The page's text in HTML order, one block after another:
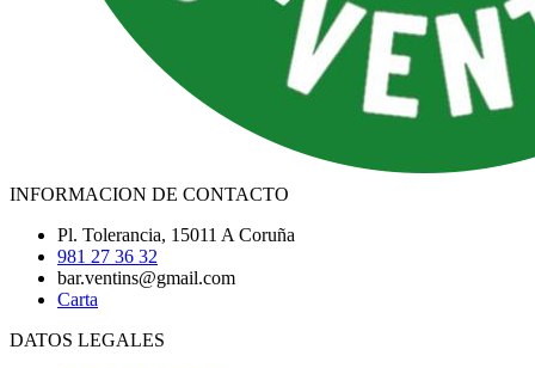
INFORMACION DE CONTACTO
Pl. Tolerancia, 15011 A Coruña
981 27 36 32
bar.ventins@gmail.com
Carta
DATOS LEGALES